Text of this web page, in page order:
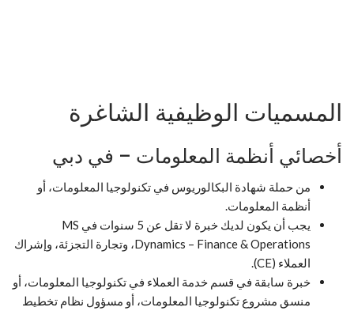
المسميات الوظيفية الشاغرة
أخصائي أنظمة المعلومات – في دبي
من حملة شهادة البكالوريوس في تكنولوجيا المعلومات، أو
أنظمة المعلومات.
يجب أن يكون لديك خبرة لا تقل عن 5 سنوات في MS
Dynamics – Finance & Operations، وتجارة التجزئة، وإشراك
العملاء (CE).
خبرة سابقة في قسم خدمة العملاء في تكنولوجيا المعلومات، أو
منسق مشروع تكنولوجيا المعلومات، أو مسؤول نظام تخطيط